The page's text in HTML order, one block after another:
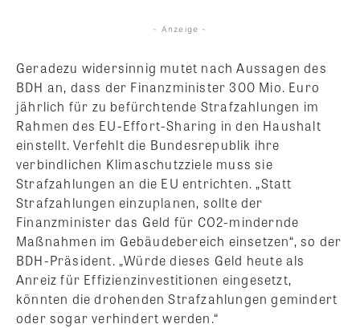
- Anzeige -
Geradezu widersinnig mutet nach Aussagen des
BDH an, dass der Finanzminister 300 Mio. Euro
jährlich für zu befürchtende Strafzahlungen im
Rahmen des EU-Effort-Sharing in den Haushalt
einstellt. Verfehlt die Bundesrepublik ihre
verbindlichen Klimaschutzziele muss sie
Strafzahlungen an die EU entrichten. „Statt
Strafzahlungen einzuplanen, sollte der
Finanzminister das Geld für CO2-mindernde
Maßnahmen im Gebäudebereich einsetzen“, so der
BDH-Präsident. „Würde dieses Geld heute als
Anreiz für Effizienzinvestitionen eingesetzt,
könnten die drohenden Strafzahlungen gemindert
oder sogar verhindert werden.“